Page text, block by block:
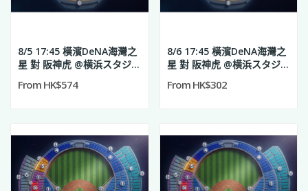
8/5 17:45 橫濱DeNA海灣之
星 對 阪神虎 @横浜スタジア
From HK$574
8/6 17:45 橫濱DeNA海灣之
星 對 阪神虎 @横浜スタジア
From HK$302